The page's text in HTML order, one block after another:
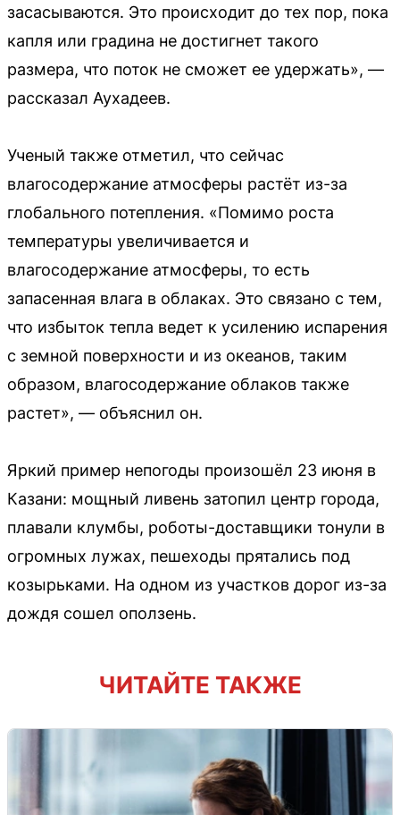
засасываются. Это происходит до тех пор, пока
капля или градина не достигнет такого
размера, что поток не сможет ее удержать», —
рассказал Аухадеев.
Ученый также отметил, что сейчас
влагосодержание атмосферы растёт из-за
глобального потепления. «Помимо роста
температуры увеличивается и
влагосодержание атмосферы, то есть
запасенная влага в облаках. Это связано с тем,
что избыток тепла ведет к усилению испарения
с земной поверхности и из океанов, таким
образом, влагосодержание облаков также
растет», — объяснил он.
Яркий пример непогоды произошёл 23 июня в
Казани: мощный ливень затопил центр города,
плавали клумбы, роботы-доставщики тонули в
огромных лужах, пешеходы прятались под
козырьками. На одном из участков дорог из-за
дождя сошел оползень.
ЧИТАЙТЕ ТАКЖЕ